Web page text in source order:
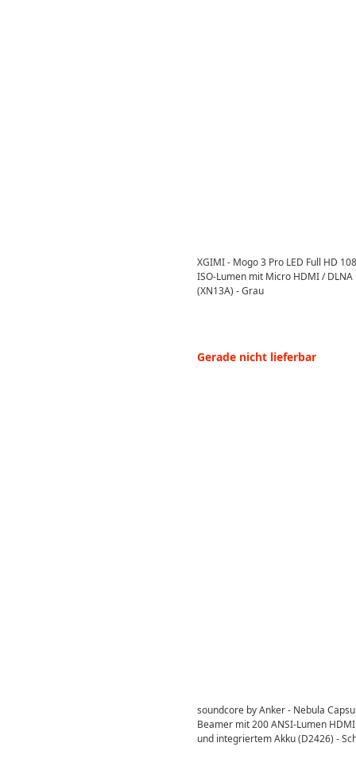
XGIMI - Mogo 3 Pro LED Full HD
ISO-Lumen mit Micro HDMI / DLNA
(XN13A) - Grau
Gerade nicht lieferbar
soundcore by Anker - Nebula
Beamer mit 200 ANSI-Lumen
und integriertem Akku (D2426) -